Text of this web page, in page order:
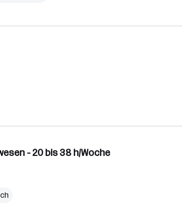
- 20 bis 38 h/Woche